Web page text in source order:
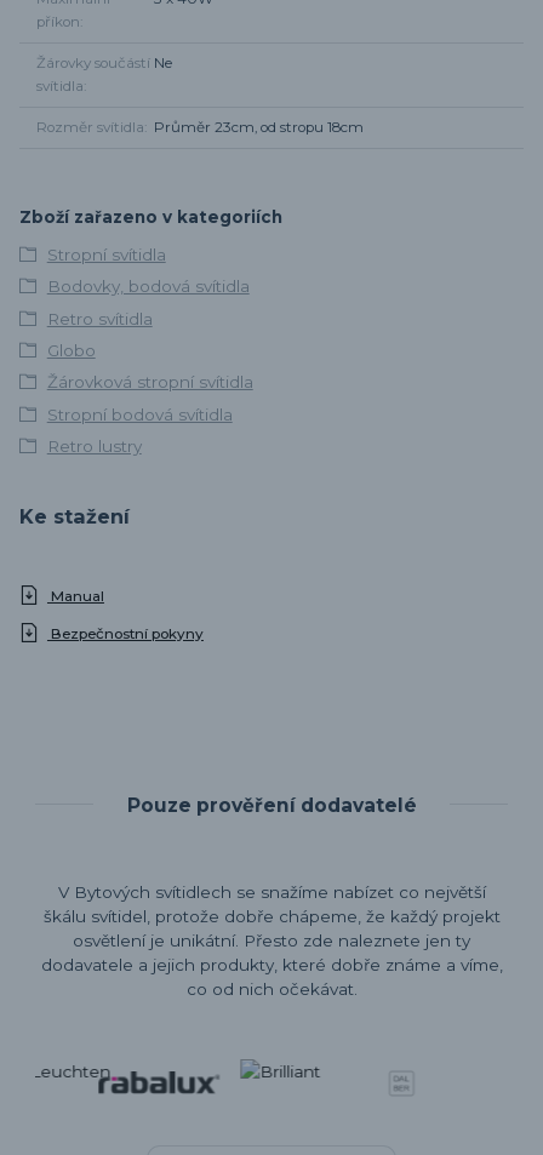
příkon
Žárovky součástí
svítidla
Ne
Rozměr svítidla Průměr 23cm, od stropu 18cm
Zboží zařazeno v kategoriích
Stropní svítidla
Bodovky, bodová svítidla
Retro svítidla
Globo
Žárovková stropní svítidla
Stropní bodová svítidla
Retro lustry
Ke stažení
Manual
Bezpečnostní pokyny
Pouze prověření dodavatelé
V Bytových svítidlech se snažíme nabízet co největší
škálu svítidel, protože dobře chápeme, že každý projekt
osvětlení je unikátní. Přesto zde naleznete jen ty
dodavatele a jejich produkty, které dobře známe a víme,
co od nich očekávat.